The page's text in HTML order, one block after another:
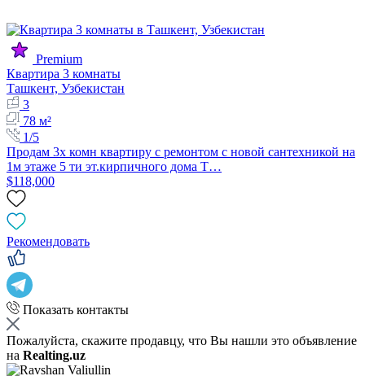
Premium
Квартира 3 комнаты
Ташкент, Узбекистан
3
78 м²
1/5
Продам 3х комн квартиру с ремонтом с новой сантехникой на
1м этаже 5 ти эт.кирпичного дома Т…
$118,000
Рекомендовать
Показать контакты
Пожалуйста, скажите продавцу, что Вы нашли это объявление
на Realting.uz